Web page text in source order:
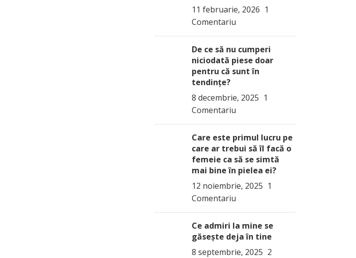
11 februarie, 2026 1
Comentariu
De ce să nu cumperi
niciodată piese doar
pentru că sunt în
tendințe?
8 decembrie, 2025 1
Comentariu
Care este primul lucru pe
care ar trebui să îl facă o
femeie ca să se simtă
mai bine în pielea ei?
12 noiembrie, 2025 1
Comentariu
Ce admiri la mine se
găsește deja în tine
8 septembrie, 2025 2